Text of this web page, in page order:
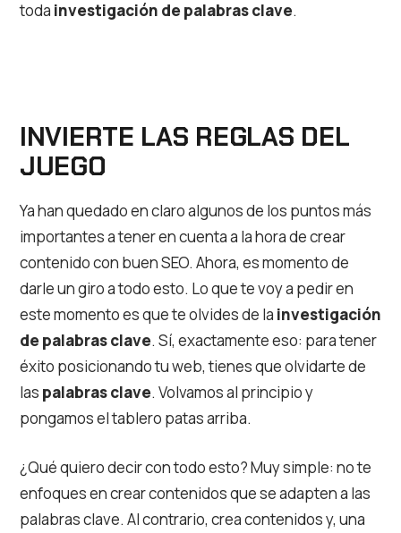
toda investigación de palabras clave.
INVIERTE LAS REGLAS DEL
JUEGO
Ya han quedado en claro algunos de los puntos más
importantes a tener en cuenta a la hora de crear
contenido con buen SEO. Ahora, es momento de
darle un giro a todo esto. Lo que te voy a pedir en
este momento es que te olvides de la investigación
de palabras clave. Sí, exactamente eso: para tener
éxito posicionando tu web, tienes que olvidarte de
las palabras clave. Volvamos al principio y
pongamos el tablero patas arriba.
¿Qué quiero decir con todo esto? Muy simple: no te
enfoques en crear contenidos que se adapten a las
palabras clave. Al contrario, crea contenidos y, una